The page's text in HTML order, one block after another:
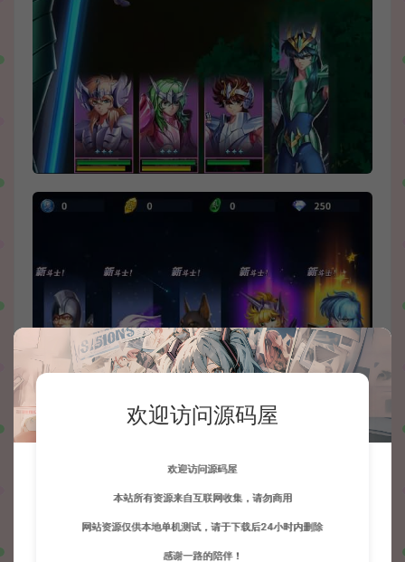
欢迎访问源码屋
欢迎访问源码屋
本站所有资源来自互联网收集，请勿商用
网站资源仅供本地单机测试，请于下载后24小时内删除
感谢一路的陪伴！